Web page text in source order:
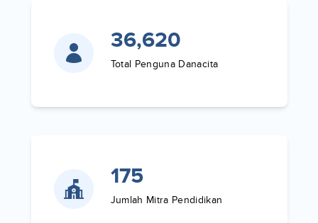
36,620
Total Penguna Danacita
175
Jumlah Mitra Pendidikan